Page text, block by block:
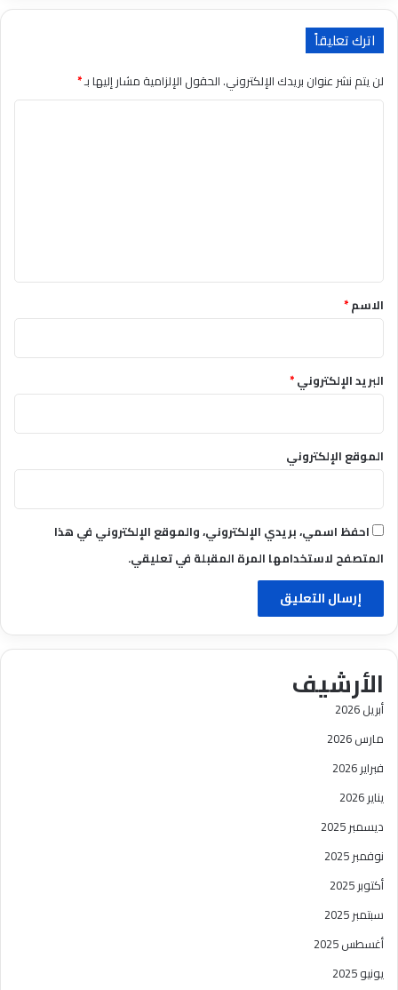
اترك تعليقاً
لن يتم نشر عنوان بريدك الإلكتروني.الحقول الإلزامية مشار إليها بـ*
*الاسم*
البريد الإلكتروني*
الموقع الإلكتروني
احفظ اسمي، بريدي الإلكتروني، والموقع الإلكتروني في هذا
المتصفح لاستخدامها المرة المقبلة في تعليقي.
الأرشيف
أبريل 2026
مارس 2026
فبراير 2026
يناير 2026
ديسمبر 2025
نوفمبر 2025
أكتوبر 2025
سبتمبر 2025
أغسطس 2025
يونيو 2025